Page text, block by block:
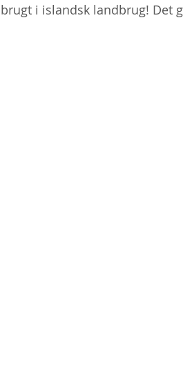
brugt i islandsk landbrug! Det